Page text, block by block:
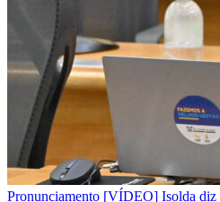
Pronunciamento [VÍDEO] Isolda diz